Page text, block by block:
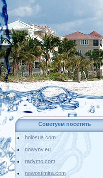
Советуем посетить
holosua.com
nowyny.eu
radymo.com
nowostimira.com